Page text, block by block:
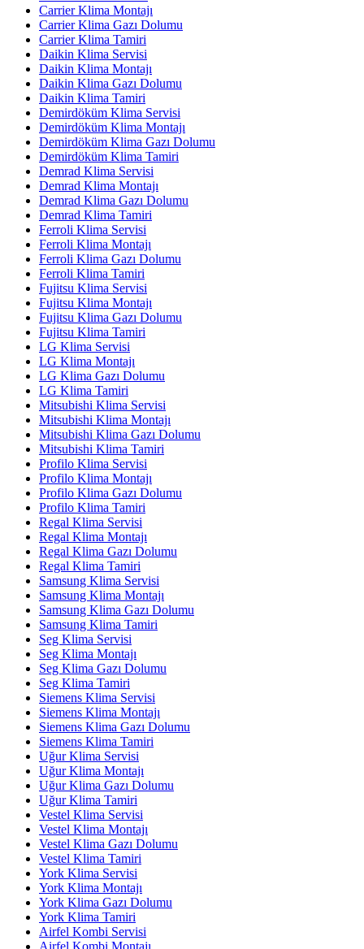
Carrier Klima Montajı
Carrier Klima Gazı Dolumu
Carrier Klima Tamiri
Daikin Klima Servisi
Daikin Klima Montajı
Daikin Klima Gazı Dolumu
Daikin Klima Tamiri
Demirdöküm Klima Servisi
Demirdöküm Klima Montajı
Demirdöküm Klima Gazı Dolumu
Demirdöküm Klima Tamiri
Demrad Klima Servisi
Demrad Klima Montajı
Demrad Klima Gazı Dolumu
Demrad Klima Tamiri
Ferroli Klima Servisi
Ferroli Klima Montajı
Ferroli Klima Gazı Dolumu
Ferroli Klima Tamiri
Fujitsu Klima Servisi
Fujitsu Klima Montajı
Fujitsu Klima Gazı Dolumu
Fujitsu Klima Tamiri
LG Klima Servisi
LG Klima Montajı
LG Klima Gazı Dolumu
LG Klima Tamiri
Mitsubishi Klima Servisi
Mitsubishi Klima Montajı
Mitsubishi Klima Gazı Dolumu
Mitsubishi Klima Tamiri
Profilo Klima Servisi
Profilo Klima Montajı
Profilo Klima Gazı Dolumu
Profilo Klima Tamiri
Regal Klima Servisi
Regal Klima Montajı
Regal Klima Gazı Dolumu
Regal Klima Tamiri
Samsung Klima Servisi
Samsung Klima Montajı
Samsung Klima Gazı Dolumu
Samsung Klima Tamiri
Seg Klima Servisi
Seg Klima Montajı
Seg Klima Gazı Dolumu
Seg Klima Tamiri
Siemens Klima Servisi
Siemens Klima Montajı
Siemens Klima Gazı Dolumu
Siemens Klima Tamiri
Uğur Klima Servisi
Uğur Klima Montajı
Uğur Klima Gazı Dolumu
Uğur Klima Tamiri
Vestel Klima Servisi
Vestel Klima Montajı
Vestel Klima Gazı Dolumu
Vestel Klima Tamiri
York Klima Servisi
York Klima Montajı
York Klima Gazı Dolumu
York Klima Tamiri
Airfel Kombi Servisi
Airfel Kombi Montajı